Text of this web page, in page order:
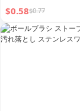
ある冷蔵庫アイシン
ラ ハウスキーピン
ビューティーシーム
$0.58$0.77